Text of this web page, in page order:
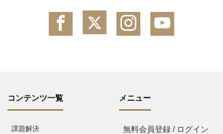
コンテンツ一覧
課題解決
メニュー
無料会員登録 / ログイン